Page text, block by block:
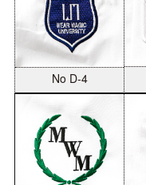
No D-4